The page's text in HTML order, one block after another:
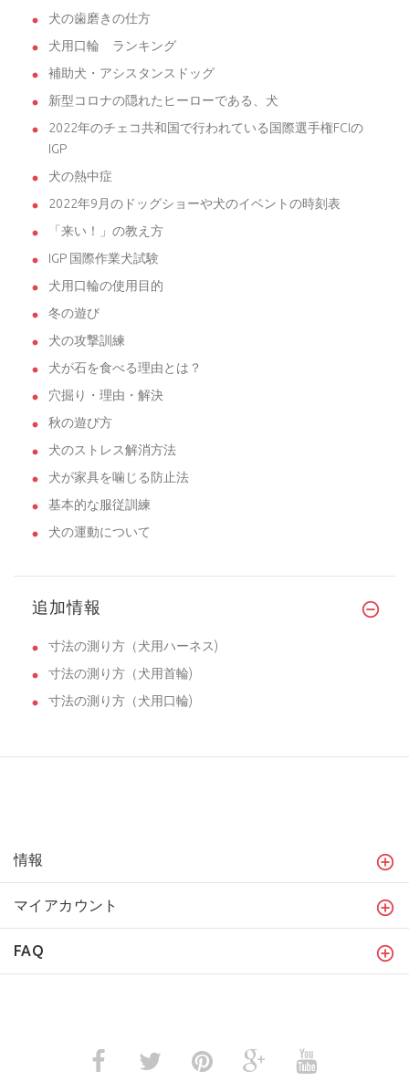
犬の歯磨きの仕方
犬用口輪 ランキング
補助犬・アシスタンスドッグ
新型コロナの隠れたヒーローである、犬
2022年のチェコ共和国で行われている国際選手権FCIの
IGP
犬の熱中症
2022年9月のドッグショーや犬のイベントの時刻表
「来い！」の教え方
IGP 国際作業犬試験
犬用口輪の使用目的
冬の遊び
犬の攻撃訓練
犬が石を食べる理由とは？
穴掘り・理由・解決
秋の遊び方
犬のストレス解消方法
犬が家具を噛じる防止法
基本的な服従訓練
犬の運動について
追加情報
寸法の測り方（犬用ハーネス)
寸法の測り方（犬用首輪)
寸法の測り方（犬用口輪)
情報
マイアカウント
FAQ